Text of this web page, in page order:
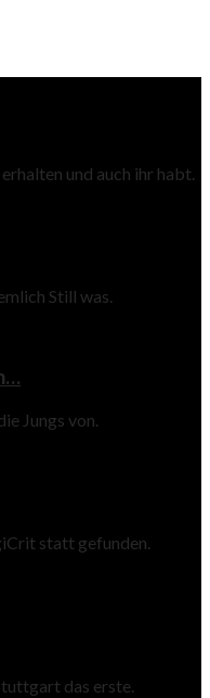
und auch ihr habt.
Still was.
Jungs von.
statt gefunden.
das erste.